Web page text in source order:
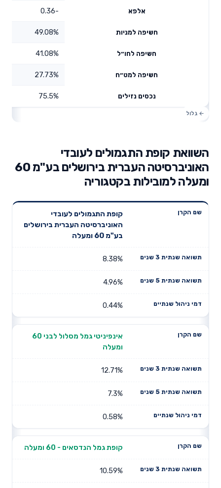
אלפא -0.36
חשיפה למניות 49.08%
חשיפה לחו״ל 41.08%
חשיפה למט״ח 27.73%
נכסים נזילים 75.5%
השוואת קופת התגמולים לעובדי
האוניברסיטה העברית בירושלים בע"מ 60
ומעלה למובילות בקטגוריה
שנתית 3
תשואה
שנתית 5
שנים
שנתיים
קופת התגמולים לעובדי
האוניברסיטה העברית בירושלים
בע"מ 60 ומעלה
8.38%
4.96%
0.44%
אינפיניטי גמל מסלול לבני 60
ומעלה
12.71%
7.3%
0.58%
קופת גמל הנדסאים - 60 ומעלה
10.59%